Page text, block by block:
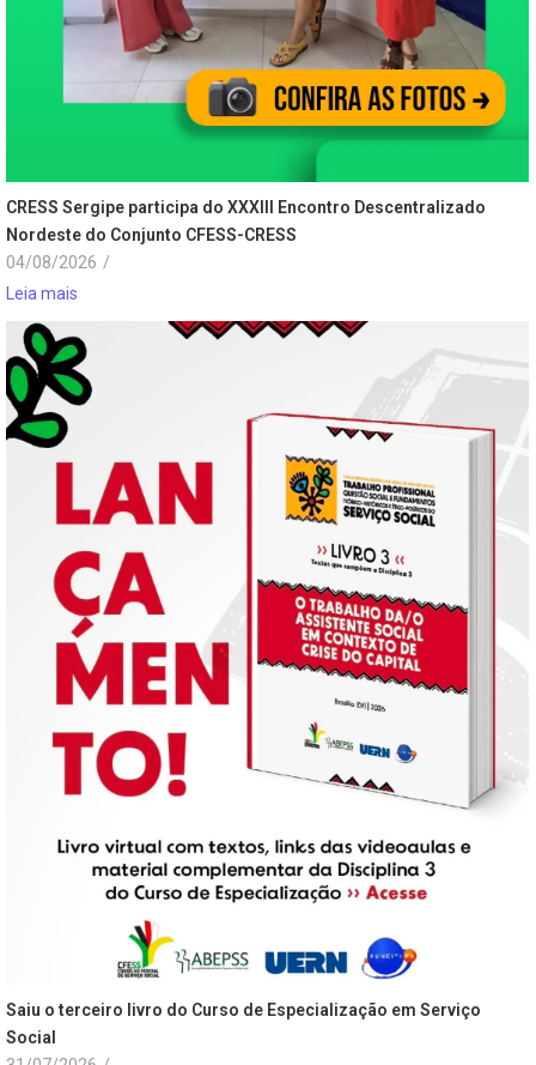
CRESS Sergipe participa do XXXIII Encontro Descentralizado
Nordeste do Conjunto CFESS-CRESS
04/08/2026 /
Leia mais
Saiu o terceiro livro do Curso de Especialização em Serviço
Social